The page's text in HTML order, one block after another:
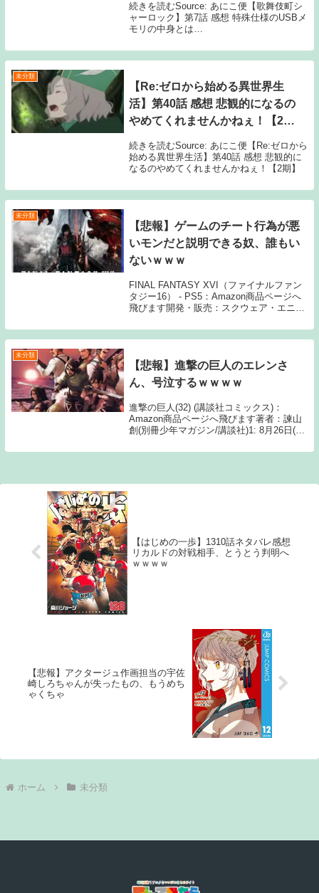
続きを読むSource: あにこ便【歌舞伎町シ
ャーロック】第7話 感想 特殊仕様のUSBメ
モリの中身とは…
未分類
【Re:ゼロから始める異世界生
活】第40話 感想 悲観的になるの
やめてくれませんかねぇ！【2
続きを読むSource: あにこ便【Re:ゼロから
始める異世界生活】第40話 感想 悲観的に
なるのやめてくれませんかねぇ！【2期】
未分類
【悲報】ゲームのチート行為が悪
いモンだと説明できる奴、誰もい
ないｗｗｗ
FINAL FANTASY XVI（ファイナルファン
タジー16） - PS5：Amazon商品ページへ
飛びます開発・販売：スクウェア・エニッ
営に対する迷惑行為や違法はなしな 6...
未分類
【悲報】進撃の巨人のエレンさ
ん、号泣するｗｗｗｗ
進撃の巨人(32) (講談社コミックス)：
Amazon商品ページへ飛びます著者：諫山
創(別冊少年マガジン/講談社)1: 8月26日(水)
26日(水) クソやったなエレン 3: 8月26日
【はじめの一歩】1310話ネタバレ感想
リカルドの対戦相手、とうとう判明へ
ｗｗｗｗ
【悲報】アクタージュ作画担当の宇佐
崎しろちゃんが失ったもの、もうめち
ゃくちゃ
ホーム 未分類